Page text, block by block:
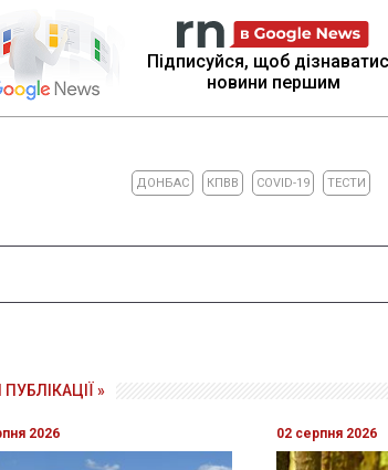
Підписуйся, щоб
новини першим
ДОНБАС КПВВ COVID-19 ТЕСТИ
»
2026 02 серпня 2026